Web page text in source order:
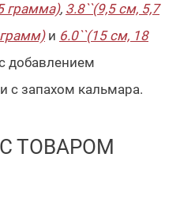
грамма), 3.8``(9,5 см, 5,7
и 6.0``(15 см, 18
добавлением
с запахом кальмара.
ТОВАРОМ